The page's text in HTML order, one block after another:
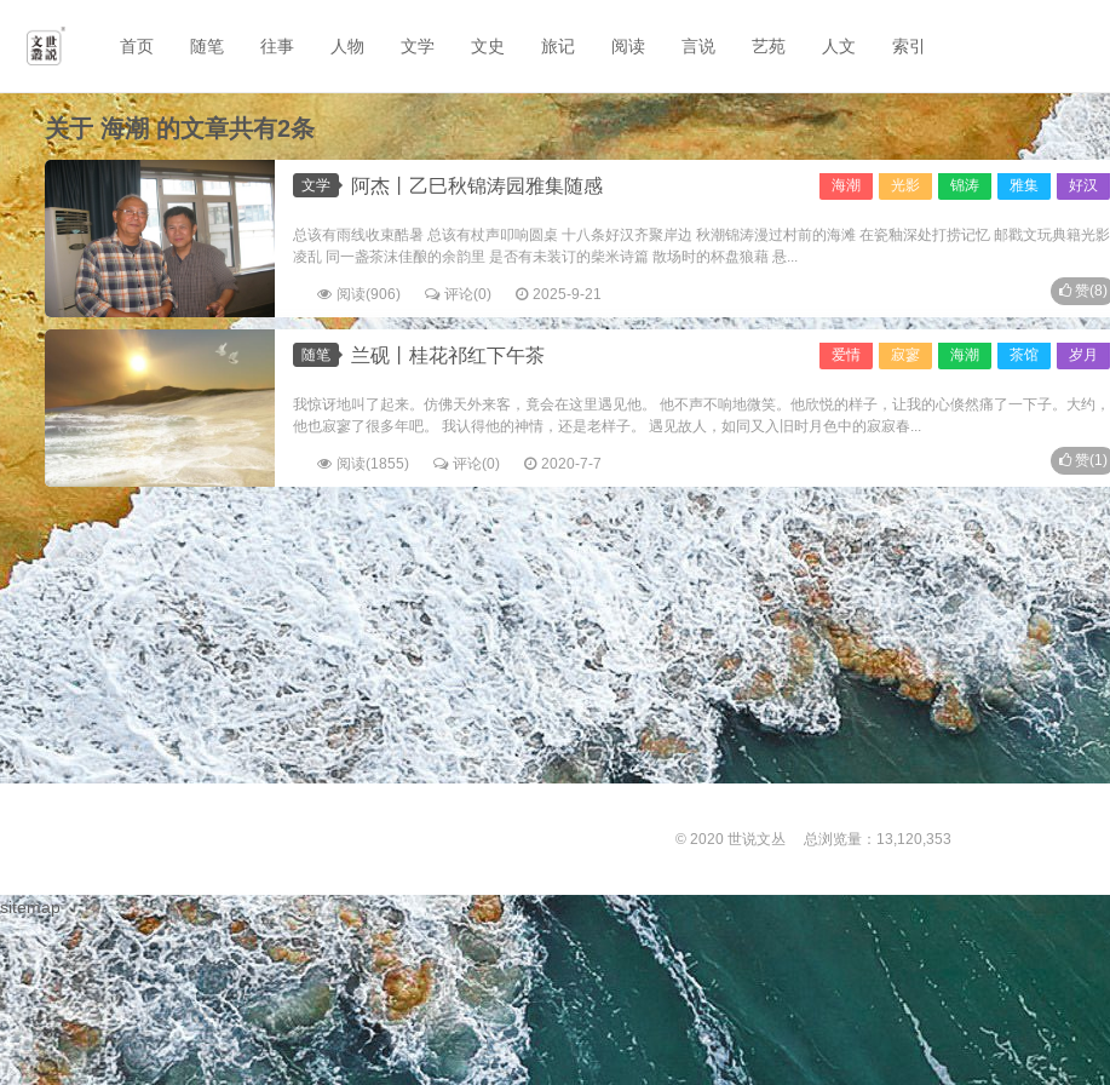
首页 随笔 往事 人物 文学 文史 旅记 阅读 言说 艺苑 人文 索引
关于海潮的文章共有2条
文学 海潮 光影 锦涛 雅集 好汉
阿杰丨乙巳秋锦涛园雅集随感
总该有雨线收束酷暑 总该有杖声叩响圆桌 十八条好汉齐聚岸边 秋潮锦涛漫过村前的海滩 在瓷釉深处打捞记忆 邮戳文玩典籍光影
凌乱 同一盏茶沫佳酿的余韵里 是否有未装订的柴米诗篇 散场时的杯盘狼藉 悬...
阅读(906) 评论(0) 2025-9-21 赞(8)
随笔 爱情 寂寥 海潮 茶馆 岁月
兰砚丨桂花祁红下午茶
我惊讶地叫了起来。仿佛天外来客，竟会在这里遇见他。 他不声不响地微笑。他欣悦的样子，让我的心倏然痛了一下子。大约，
他也寂寥了很多年吧。 我认得他的神情，还是老样子。 遇见故人，如同又入旧时月色中的寂寂春...
阅读(1855) 评论(0) 2020-7-7 赞(1)
© 2020 世说文丛 总浏览量：13,120,353
sitemap